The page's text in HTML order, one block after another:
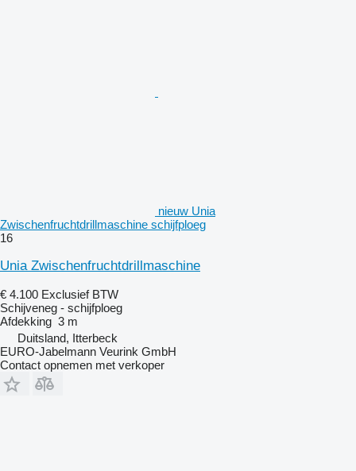
nieuw Unia
Zwischenfruchtdrillmaschine schijfploeg
16
Unia Zwischenfruchtdrillmaschine
€ 4.100 Exclusief BTW
Schijveneg - schijfploeg
Afdekking 3 m
Duitsland, Itterbeck
EURO-Jabelmann Veurink GmbH
Contact opnemen met verkoper